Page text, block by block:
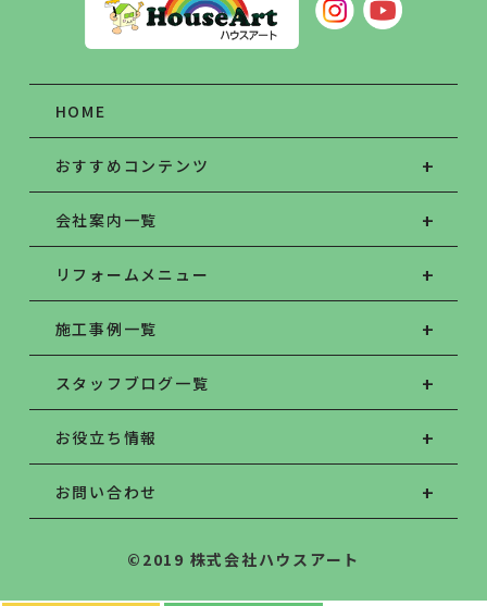
HOME
おすすめコンテンツ
会社案内一覧
リフォームメニュー
施工事例一覧
スタッフブログ一覧
お役立ち情報
お問い合わせ
©2019 株式会社ハウスアート